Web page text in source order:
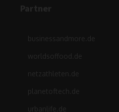
Partner
businessandmore.de
worldsoffood.de
netzathleten.de
planetoftech.de
urbanlife.de